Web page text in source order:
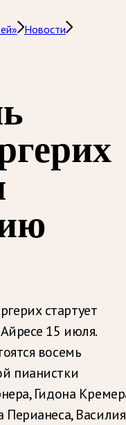
Новости
стартует
15 июля.
восемь
пианистки
Гидона
Перианеса, Василия